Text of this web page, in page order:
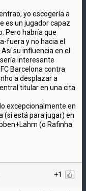
yo escogería a
es un jugador capaz
Pero habría que
fuera y no hacia el
su influencia en el
interesante
Barcelona contra
a desplazar a
titular en una cita
excepcionalmente en
(si está para jugar) en
(o Rafinha
+1